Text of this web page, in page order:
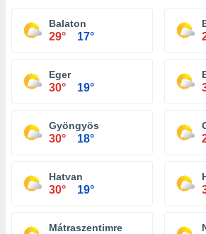
Balaton
29° 17°
Eger
30° 19°
Gyöngyös
30° 18°
Hatvan
30° 19°
Mátraszentimre